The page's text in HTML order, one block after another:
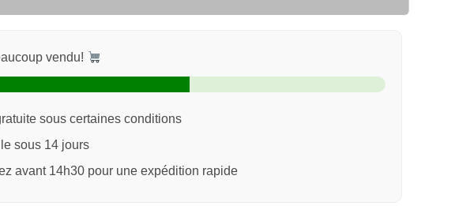
vendu!
sous certaines conditions
sous 14 jours
avant 14h30 pour une expédition rapide